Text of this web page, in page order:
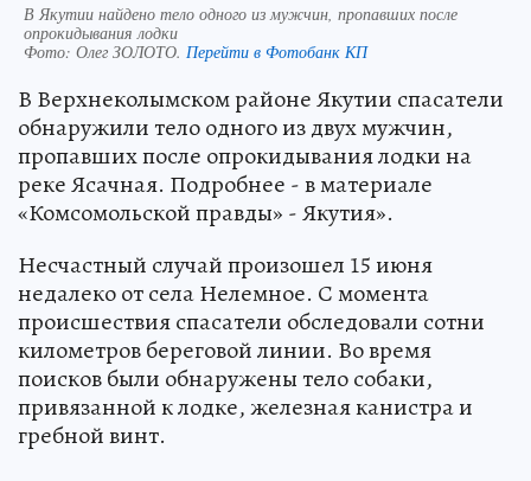
В Якутии найдено тело одного из мужчин, пропавших после
опрокидывания лодки
Фото: Олег ЗОЛОТО. Перейти в Фотобанк КП
В Верхнеколымском районе Якутии спасатели
обнаружили тело одного из двух мужчин,
пропавших после опрокидывания лодки на
реке Ясачная. Подробнее - в материале
«Комсомольской правды» - Якутия».
Несчастный случай произошел 15 июня
недалеко от села Нелемное. С момента
происшествия спасатели обследовали сотни
километров береговой линии. Во время
поисков были обнаружены тело собаки,
привязанной к лодке, железная канистра и
гребной винт.